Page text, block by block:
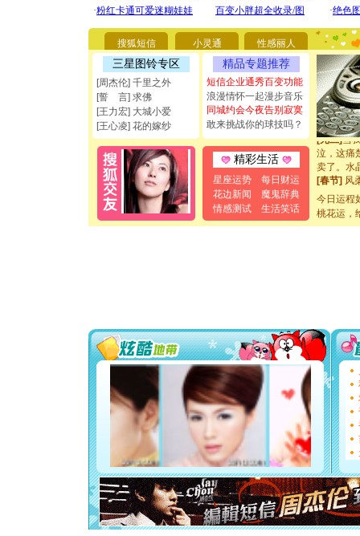
搜狐短信 小灵通 性感丽人
三星图铃专区
[周杰伦] 千里之外
[誓 言] 求佛
[王力宏] 大城小爱
[王心凌] 花的嫁纱
精品专题推荐
短信企业通秀百变功能
浪漫情怀一起漫步音乐
同城约会今夜告别寂寞
敢来挑战你的球技吗？
精彩生活
星座运势
每日财运
花边新闻
魔鬼辞典
情感测试
生活笑话
都要快乐
如意,快
[元旦]看
断电。爱
你是我专
[元旦]如
起；二是
离。水晶
[元旦]当
泣，这痛
卖了。水
[春节] 风
颜！冬去
道一声平
[春节]传
片叶子是
[圣诞节]
如意,快
[元旦]
断电。
你是我
[元旦]
如
起；二
离。水
[元旦]
泣，这
卖了。水
[春节]风
颜！冬去
道一声平
[春节]传
今日运程
桃花运，